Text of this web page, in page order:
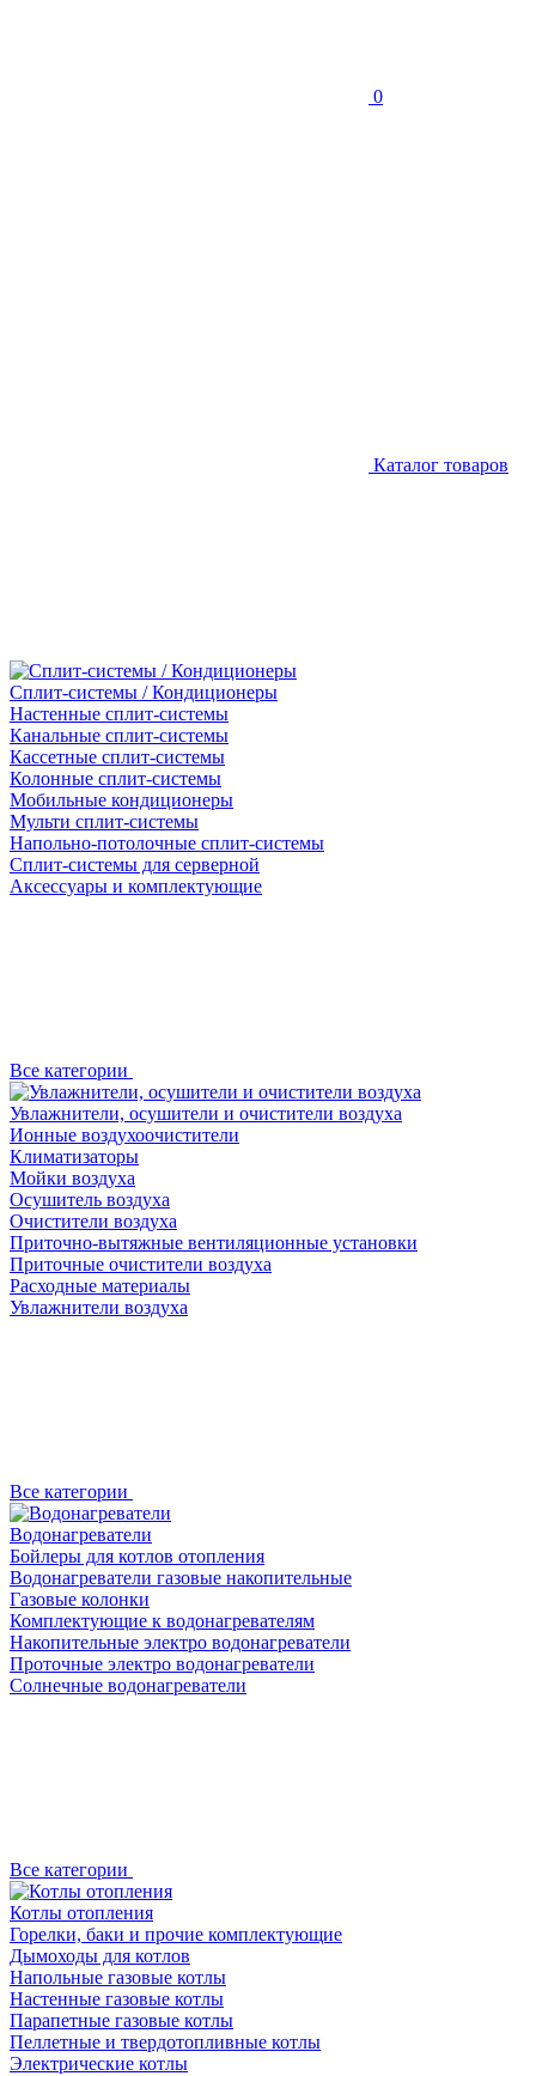
0
Каталог товаров
Сплит-системы / Кондиционеры
Настенные сплит-системы
Канальные сплит-системы
Кассетные сплит-системы
Колонные сплит-системы
Мобильные кондиционеры
Мульти сплит-системы
Напольно-потолочные сплит-системы
Сплит-системы для серверной
Аксессуары и комплектующие
Все категории
Увлажнители, осушители и очистители воздуха
Ионные воздухоочистители
Климатизаторы
Мойки воздуха
Осушитель воздуха
Очистители воздуха
Приточно-вытяжные вентиляционные установки
Приточные очистители воздуха
Расходные материалы
Увлажнители воздуха
Все категории
Водонагреватели
Бойлеры для котлов отопления
Водонагреватели газовые накопительные
Газовые колонки
Комплектующие к водонагревателям
Накопительные электро водонагреватели
Проточные электро водонагреватели
Солнечные водонагреватели
Все категории
Котлы отопления
Горелки, баки и прочие комплектующие
Дымоходы для котлов
Напольные газовые котлы
Настенные газовые котлы
Парапетные газовые котлы
Пеллетные и твердотопливные котлы
Электрические котлы